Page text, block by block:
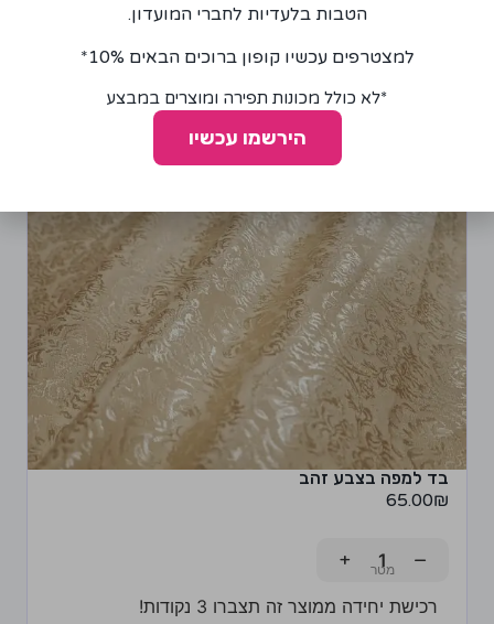
הוספה לסל
בד למפה בצבע זהב
65.00₪
−
+
רכישת יחידה ממוצר זה תצברו 3 נקודות!
הטבות בלעדיות לחברי המועדון.
למצטרפים עכשיו קופון ברוכים הבאים 10%*
*לא כולל מכונות תפירה ומוצרים במבצע
הירשמו עכשיו